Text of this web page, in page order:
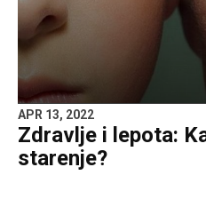
APR 13, 2022
Zdravlje i lepota:
starenje?